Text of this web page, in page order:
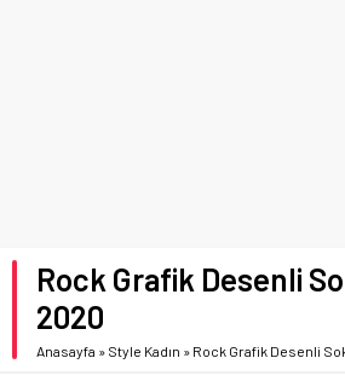
Rock Grafik Desenli
2020
Anasayfa » Style Kadın » Rock Grafik Desenli